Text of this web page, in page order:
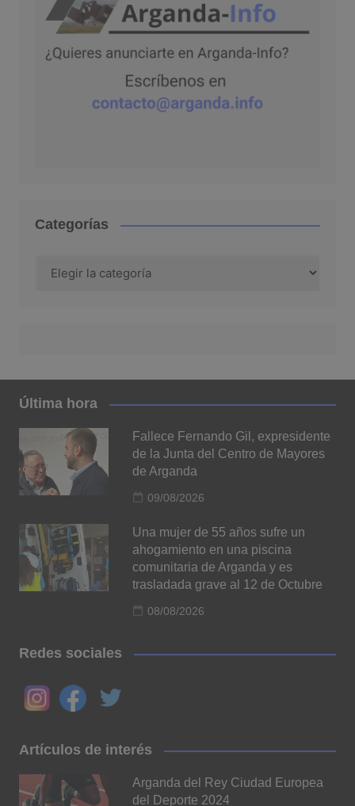
Categorías
Última hora
Fallece Fernando Gil, expresidente
de la Junta del Centro de Mayores
de Arganda
09/08/2026
Una mujer de 55 años sufre un
ahogamiento en una piscina
comunitaria de Arganda y es
trasladada grave al 12 de Octubre
08/08/2026
Redes sociales
Artículos de interés
Arganda del Rey Ciudad Europea
del Deporte 2024